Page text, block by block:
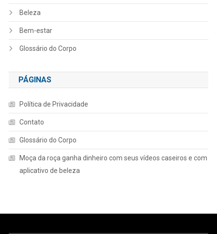
Beleza
Bem-estar
Glossário do Corpo
PÁGINAS
Política de Privacidade
Contato
Glossário do Corpo
Moça da roça ganha dinheiro com seus vídeos caseiros e com
aplicativo de beleza